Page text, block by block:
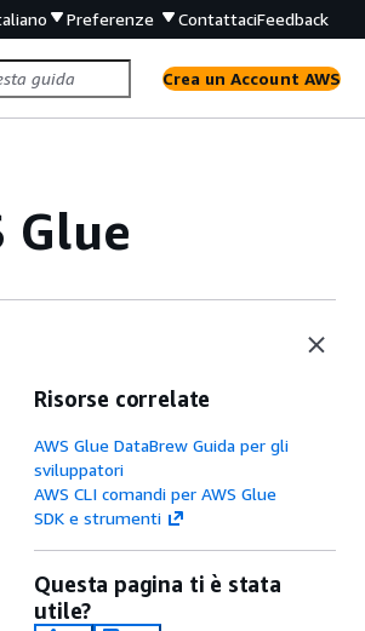
Preferenze ContattaciFeedback
Crea un Account AWS
Glue
Risorse correlate
AWS Glue DataBrew Guida per gli
sviluppatori
AWS CLI comandi per AWS Glue
SDK e strumenti
Questa pagina ti è stata
utile?